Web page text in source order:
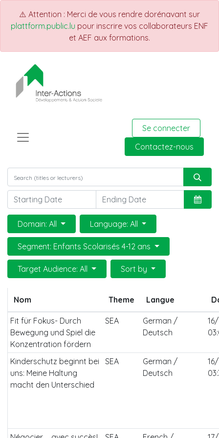
⚠️ Attention : Merci de vous rendre dorénavant sur
plattform.public.lu pour inscrire vos collaborateurs ENF
et AEF aux formations.
Se connecter
Contactez-nous
Domain: All Language: All
Segment: Enfants Scolarisés 4-12 ans
Target Audience: All Sort by
Nom Theme Langue
Fit für Fokus- Durch
Bewegung und Spiel die
Konzentration fördern
SEA
German /
Deutsch
Kinderschutz beginnt bei
uns: Meine Haltung
macht den Unterschied
SEA
German /
Deutsch